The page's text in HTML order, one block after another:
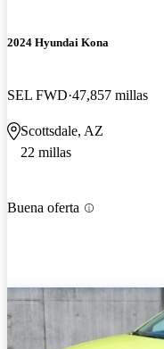
2024 Hyundai Kona
SEL FWD 47,857 millas
Scottsdale, AZ
22 millas
Buena oferta